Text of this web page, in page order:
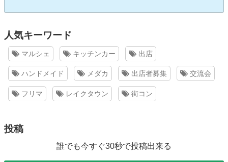
人気キーワード
マルシェ キッチンカー 出店
ハンドメイド メダカ 出店者募集 交流会
フリマ レイクタウン 街コン
投稿
誰でも今すぐ30秒で投稿出来る